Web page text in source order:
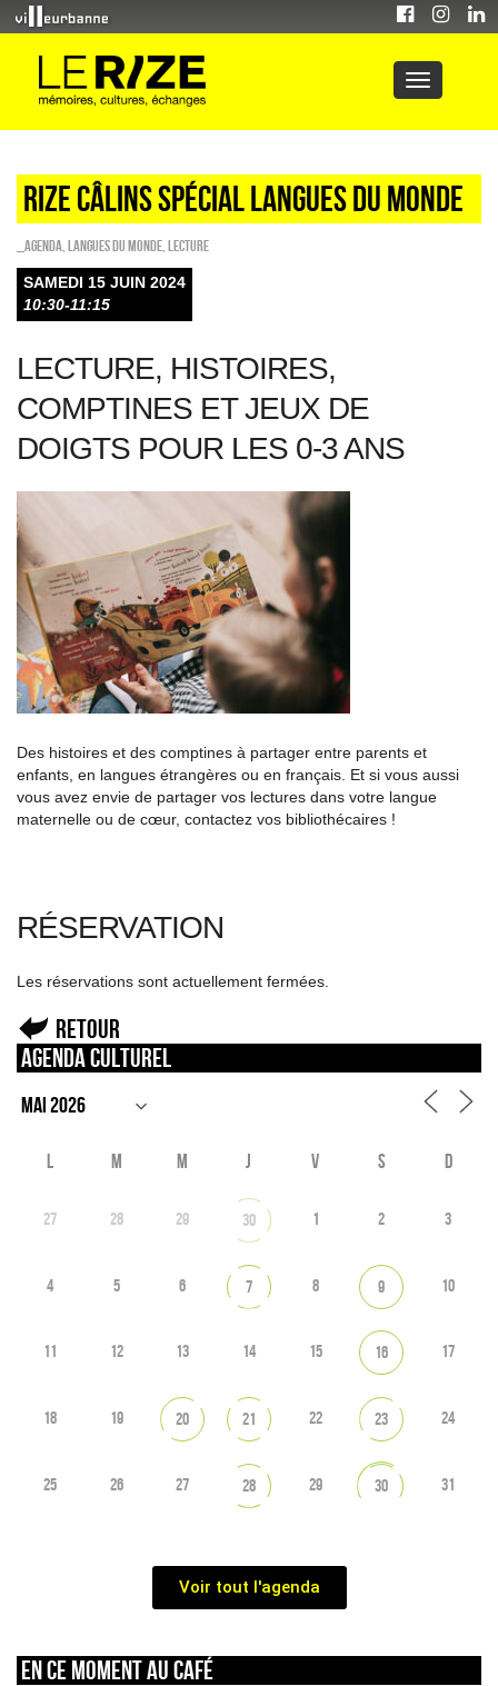
RIZE CÂLINS SPÉCIAL LANGUES DU MONDE
_Agenda Langues du monde Lecture
SAMEDI 15 JUIN 2024
10:30-11:15
LECTURE, HISTOIRES,
COMPTINES ET JEUX DE
DOIGTS POUR LES 0-3 ANS
Des histoires et des comptines à partager entre parents et
enfants, en langues étrangères ou en français. Et si vous aussi
vous avez envie de partager vos lectures dans votre langue
maternelle ou de cœur, contactez vos bibliothécaires !
RÉSERVATION
Les réservations sont actuellement fermées.
Retour
Agenda culturel
L M M J V S D
27 28 29 30 1 2 3
4 5 6 7 8 9 10
11 12 13 14 15 16 17
18 19 20 21 22 23 24
25 26 27 28 29 30 31
Voir tout l'agenda
En ce moment au café